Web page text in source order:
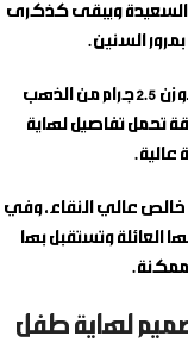
السعيدة ويبقى كذكرى
بمرور السنين.
لقد تم تصميم وتسكين هذه القطعة الفاخرة بوزن 2.5 جرام من الذهب
تعليقة أنيقة تحمل تفاصيل لهاية
عالية.
عالي النقاء، وفي
العائلة وتستقبل بها
ممكنة.
سبيكة ذهب 2.5 غ تصميم لهاية طفل